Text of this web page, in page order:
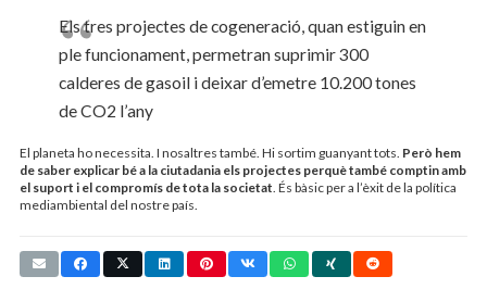
Els tres projectes de cogeneració, quan estiguin en
ple funcionament, permetran suprimir 300
calderes de gas­oil i deixar d’emetre 10.200 tones
de CO2 l’any
El planeta ho necessita. I nosaltres també. Hi sortim guanyant tots. Però hem
de saber explicar bé a la ciutadania els projectes perquè també comptin amb
el suport i el compromís de tota la societat. És bàsic per a l’èxit de la política
mediambiental del nostre país.